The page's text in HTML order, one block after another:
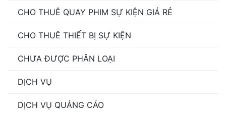
CHO THUÊ QUAY PHIM SỰ KIỆN GIÁ RẺ
CHO THUÊ THIẾT BỊ SỰ KIỆN
CHƯA ĐƯỢC PHÂN LOẠI
DỊCH VỤ
DỊCH VỤ QUẢNG CÁO